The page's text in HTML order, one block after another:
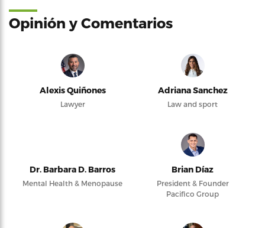
Opinión y Comentarios
Alexis Quiñones
Lawyer
Adriana Sanchez
Law and sport
Dr. Barbara D. Barros
Mental Health & Menopause
Brian Díaz
President & Founder
Pacifico Group